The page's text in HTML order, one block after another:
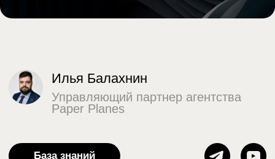
Управляющий партнер агентства